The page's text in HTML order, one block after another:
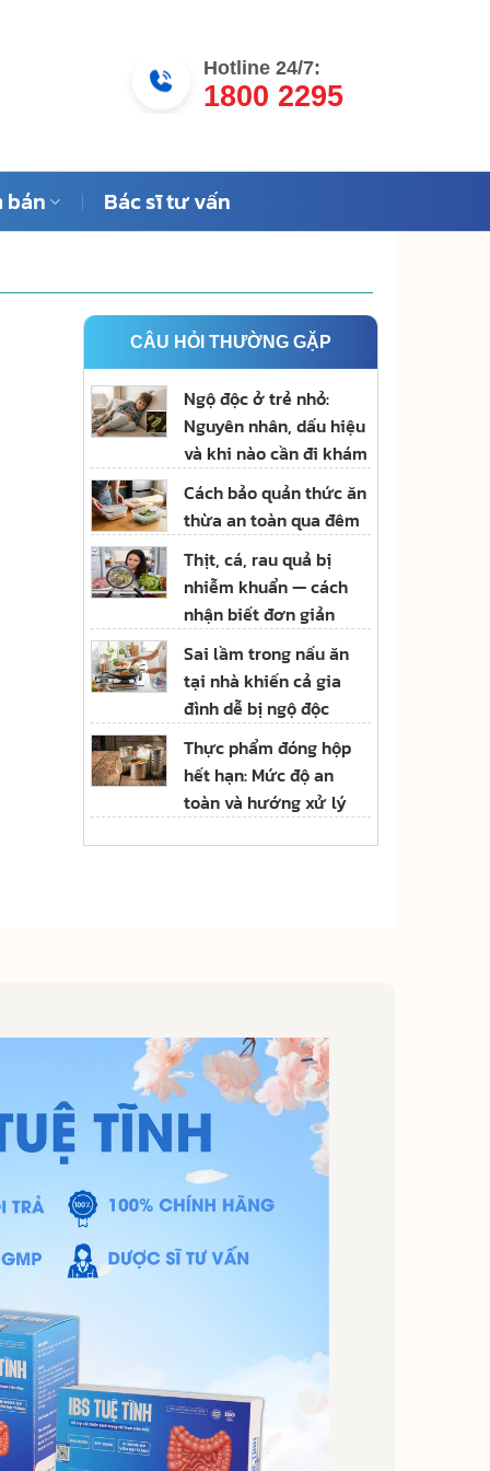
Hotline 24/7:
1800 2295
bán Bác sĩ tư vấn
CÂU HỎI THƯỜNG GẶP
Ngộ độc ở trẻ nhỏ:
Nguyên nhân, dấu hiệu
và khi nào cần đi khám
Cách bảo quản thức ăn
thừa an toàn qua đêm
Thịt, cá, rau quả bị
nhiễm khuẩn — cách
nhận biết đơn giản
Sai lầm trong nấu ăn
tại nhà khiến cả gia
đình dễ bị ngộ độc
Thực phẩm đóng hộp
hết hạn: Mức độ an
toàn và hướng xử lý